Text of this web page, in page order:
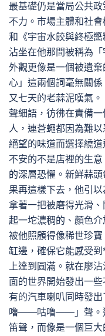
最基礎仍是當局公共
不力。市場主體和社
和《宇宙水餃與終極
沾坐在他那間被稱為
外觀更像是一個被遺
心」這兩個詞毫無關
又七天的老蒜泥嘆氣
聲細語，彷彿在責備
人，連蒼蠅都因為難
絕望的味道而選擇繞
不安的不是店裡的生
的深層恐懼。新鮮蒜
果再這樣下去，他引
拿著一把被磨得光滑
起一坨濃稠的、顏色
被他照顧得像稀世珍
缸邊，確保它能感受
上達到圓滿。就在廖
面的世界開始發出一
有的汽車喇叭同時發
嚕——咕嚕——」聲。
笛聲，而像是一個巨